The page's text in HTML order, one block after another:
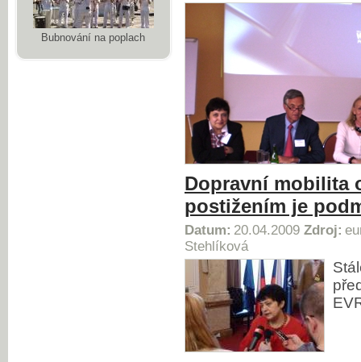
Dopravní mobilita
postižením je
Datum: 20.04.2009 Zdroj:
Stehlíková
Bubnování na poplach